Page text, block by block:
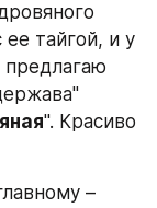
тайгой, и у
предлагаю
". Красиво
–